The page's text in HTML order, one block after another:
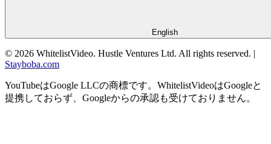
English
© 2026 WhitelistVideo. Hustle Ventures Ltd. All rights reserved. |
Stayboba.com
YouTubeはGoogle LLCの商標です。WhitelistVideoはGoogleと
提携しておらず、Googleからの承認も受けておりません。